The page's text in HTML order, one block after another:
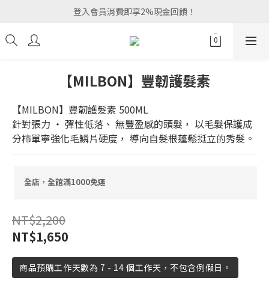
登入會員消費即享2%現金回饋！
【MILBON】豐韌護髮素
【MILBON】豐韌護髮素 500ML
針對張力 ‧ 彈性低落、 無豐盈感的頭髮， 以毛髮保護成
分柿單寧強化毛鱗片硬度， 導向自髮根蓬鬆挺立的秀髮。
全店，全館滿1000免運
NT$2,200
NT$1,650
商品預購工作天數為 7 - 14 個工作天，不包含例假日。